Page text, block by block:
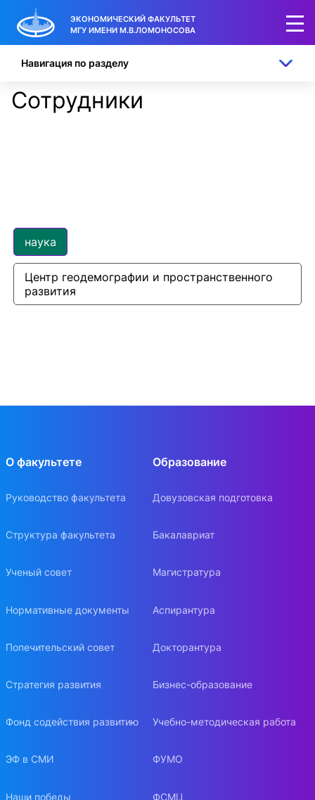
ЭКОНОМИЧЕСКИЙ ФАКУЛЬТЕТ
МГУ ИМЕНИ М.В.ЛОМОНОСОВА
Сотрудники
Навигация по разделу
наука
Центр геодемографии и пространственного
развития
О факультете
Руководство факультета
Структура факультета
Ученый совет
Нормативные документы
Попечительский совет
Стратегия развития
Фонд содействия развитию
ЭФ в СМИ
Наши победы
Образование
Довузовская подготовка
Бакалавриат
Магистратура
Аспирантура
Докторантура
Бизнес-образование
Учебно-методическая работа
ФУМО
ФСМЦ